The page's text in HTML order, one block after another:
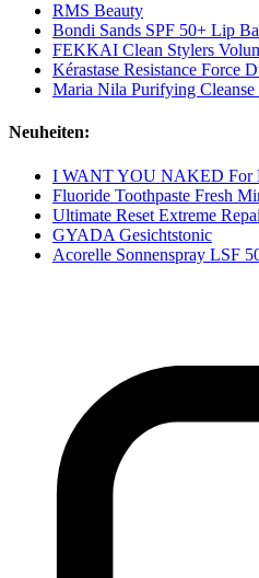
RMS Beauty
Bondi Sands SPF 50+ Lip
FEKKAI Clean Stylers
Kérastase Resistance Force
Maria Nila Purifying
Neuheiten:
I WANT YOU NAKED For
Fluoride Toothpaste Fresh
Ultimate Reset Extreme
GYADA Gesichtstonic
Acorelle Sonnenspray LSF